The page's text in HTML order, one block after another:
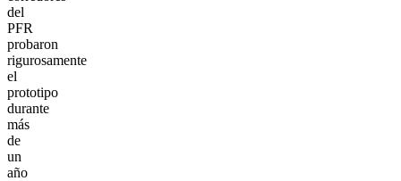
del
PFR
probaron
rigurosamente
el
prototipo
durante
más
de
un
año